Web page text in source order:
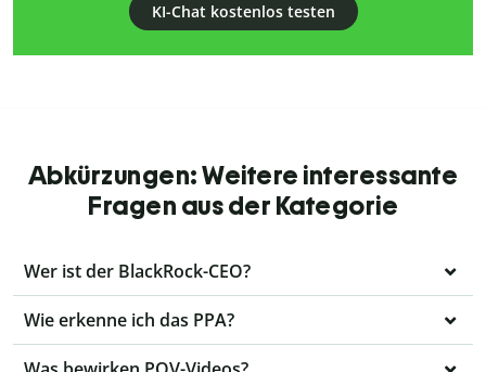
KI-Chat kostenlos testen
Abkürzungen: Weitere interessante
Fragen aus der Kategorie
Wer ist der BlackRock-CEO?
Wie erkenne ich das PPA?